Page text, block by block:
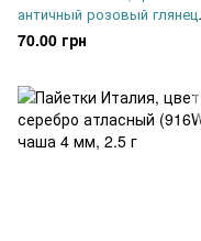
античный розовый глянец
(3029), чаша 4 мм, 2.5 г
70.00 грн